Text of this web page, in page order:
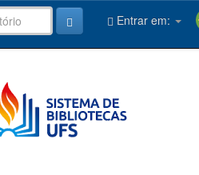
Entrar em: